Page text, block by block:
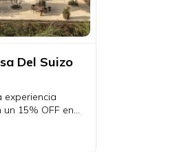
Del Suizo
experiencia
15% OFF en
dentro del